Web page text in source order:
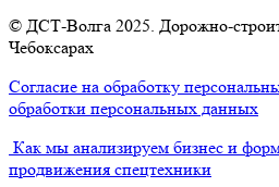
© ДСТ-Волга 2025. Дорожно-
Чебоксарах
Согласие на обработку
обработки персональных данных
Как мы анализируем бизнес и
продвижения спецтехники